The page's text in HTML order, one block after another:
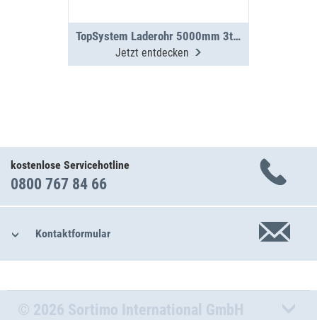
TopSystem Laderohr 5000mm 3teilig
Jetzt entdecken
kostenlose Servicehotline
0800 767 84 66
Kontaktformular
© 2026 Sortimo International GmbH